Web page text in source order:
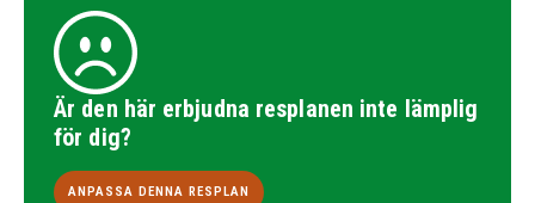
Är den här erbjudna resplanen inte lämplig
för dig?
ANPASSA DENNA RESPLAN